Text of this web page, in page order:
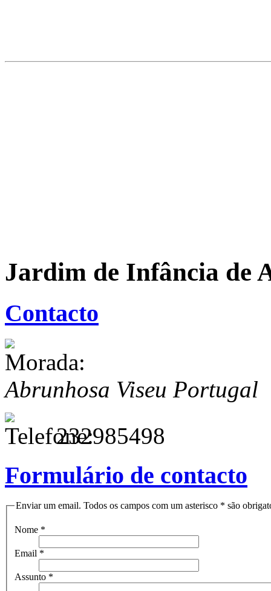
Jardim de Infância de
Contacto
Abrunhosa Viseu Portugal
232985498
Formulário de contacto
Enviar um email. Todos os campos com um asterisco * são
Nome *
Email *
Assunto *